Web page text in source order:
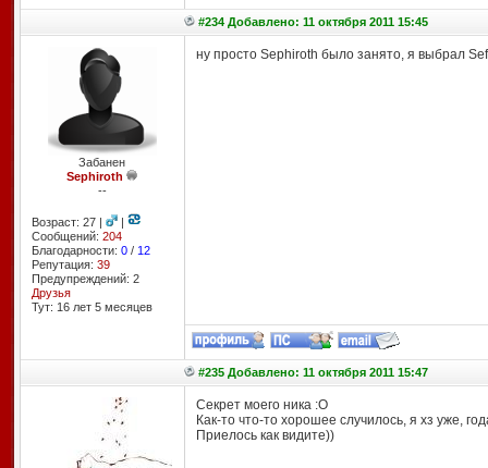
#234 Добавлено: 11 октября 2011 15:45
Забанен
Sephiroth
--
Возраст: 27 |
|
Сообщений: 204
Благодарности: 0/ 12
Репутация: 39
Предупреждений: 2
Друзья
Тут: 16 лет 5 месяцев
ну просто Sephiroth было занято, я выбрал
#235 Добавлено: 11 октября 2011 15:47
Секрет моего ника :О
Как-то что-то хорошее случилось, я хз уже,
Приелось как видите))